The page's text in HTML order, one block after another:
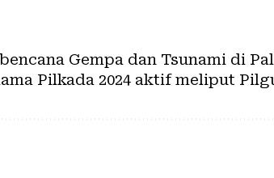
Gempa dan Tsunami di
Pilkada 2024 aktif meliput